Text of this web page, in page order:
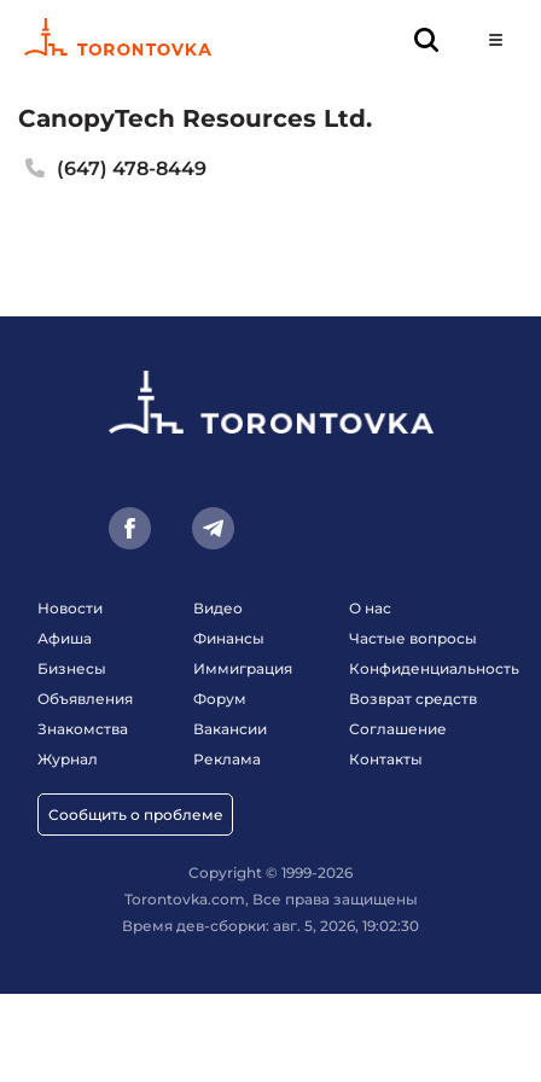
CanopyTech Resources Ltd.
(647) 478-8449
Новости
Афиша
Бизнесы
Объявления
Знакомства
Журнал
Сообщить о проблеме
Видео
Финансы
Иммиграция
Форум
Вакансии
Реклама
О нас
Частые вопросы
Конфиденциальность
Возврат средств
Соглашение
Контакты
Copyright © 1999-2026
Torontovka.com, Все права защищены
Время дев-сборки: авг. 5, 2026, 19:02:30